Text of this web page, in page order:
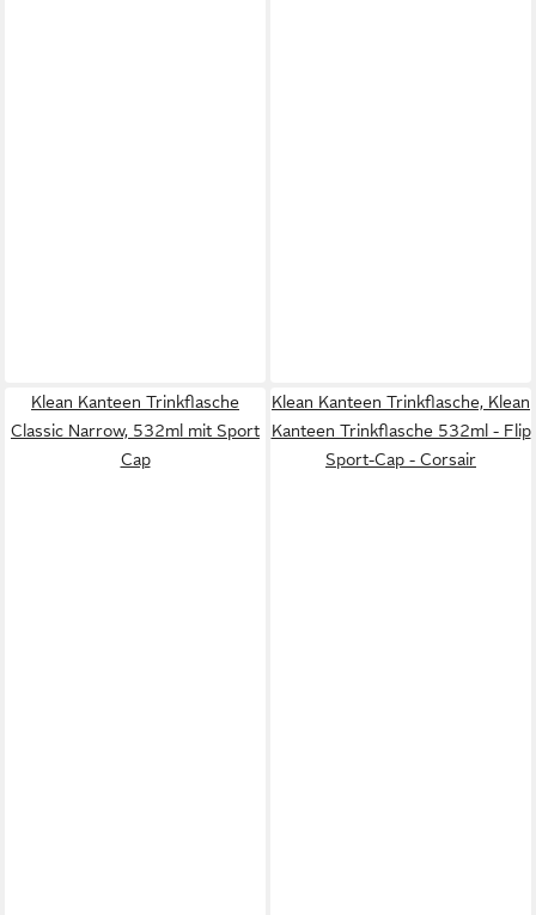
Klean Kanteen Trinkflasche
Classic Narrow, 532ml mit Sport
Cap
Klean Kanteen Trinkflasche, Klean
Kanteen Trinkflasche 532ml - Flip
Sport-Cap - Corsair